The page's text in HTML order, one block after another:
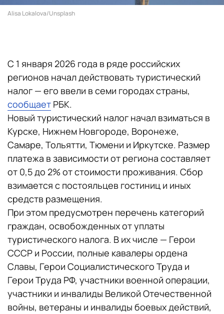
Alisa Lokalova/Unsplash
С 1 января 2026 года в ряде российских
регионов начал действовать туристический
налог — его ввели в семи городах страны,
сообщает РБК.
Новый туристический налог начал взиматься в
Курске, Нижнем Новгороде, Воронеже,
Самаре, Тольятти, Тюмени и Иркутске. Размер
платежа в зависимости от региона составляет
от 0,5 до 2% от стоимости проживания. Сбор
взимается с постояльцев гостиниц и иных
средств размещения.
При этом предусмотрен перечень категорий
граждан, освобожденных от уплаты
туристического налога. В их числе — Герои
СССР и России, полные кавалеры ордена
Славы, Герои Социалистического Труда и
Герои Труда РФ, участники военной операции,
участники и инвалиды Великой Отечественной
войны, ветераны и инвалиды боевых действий,